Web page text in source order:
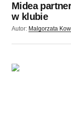
Midea
w klubie
Autor: Malgorzata